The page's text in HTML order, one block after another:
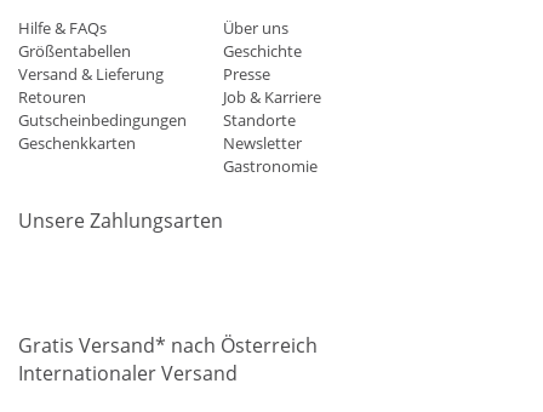
Hilfe & FAQs
Größentabellen
Versand & Lieferung
Retouren
Gutscheinbedingungen
Geschenkkarten
Über uns
Geschichte
Presse
Job & Karriere
Standorte
Newsletter
Gastronomie
Unsere Zahlungsarten
Gratis Versand* nach Österreich
Internationaler Versand